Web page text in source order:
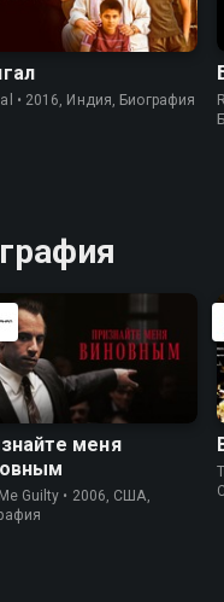
• 2016, Индия, Биография
меня
Guilty • 2006, США,